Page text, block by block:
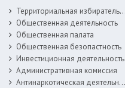
Территориальная избирательная комиссия
Общественная деятельность
Общественная палата
Общественная безопастность
Инвестиционная деятельность
Административная комиссия
Антинаркотическая деятельность